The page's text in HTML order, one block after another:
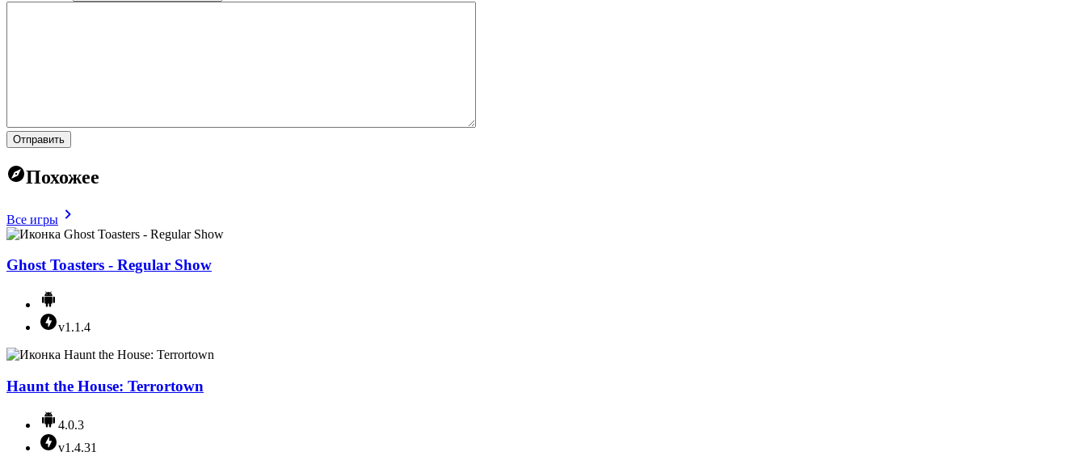
Отправить
Похожее
Все игры
Ghost Toasters - Regular Show
v1.1.4
Haunt the House: Terrortown
4.0.3
v1.4.31